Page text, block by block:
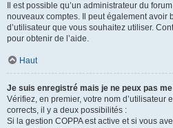
Il est possible qu’un administrateur du
nouveaux comptes. Il peut également avoir
d’utilisateur que vous souhaitez utiliser.
pour obtenir de l’aide.
Haut
Je suis enregistré mais je ne peux pas
Vérifiez, en premier, votre nom d’utilisateur
corrects, il y a deux possibilités :
Si la gestion COPPA est active et si vous